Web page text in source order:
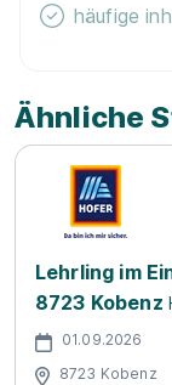
Ähnliche
Lehrling im
8723 Kobenz
01.09.2026
8723 Kobenz
häufige